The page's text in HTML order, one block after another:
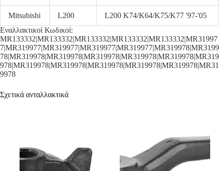
Mitsubishi L200
L200 K74/K64/K75/K77 '97-'05
Εναλλακτικοί Κωδικοί:
MR133332|MR133332|MR133332|MR133332|MR133332|MR31997
7|MR319977|MR319977|MR319977|MR319977|MR319978|MR3199
78|MR319978|MR319978|MR319978|MR319978|MR319978|MR319
978|MR319978|MR319978|MR319978|MR319978|MR319978|MR31
9978
Σχετικά ανταλλακτικά